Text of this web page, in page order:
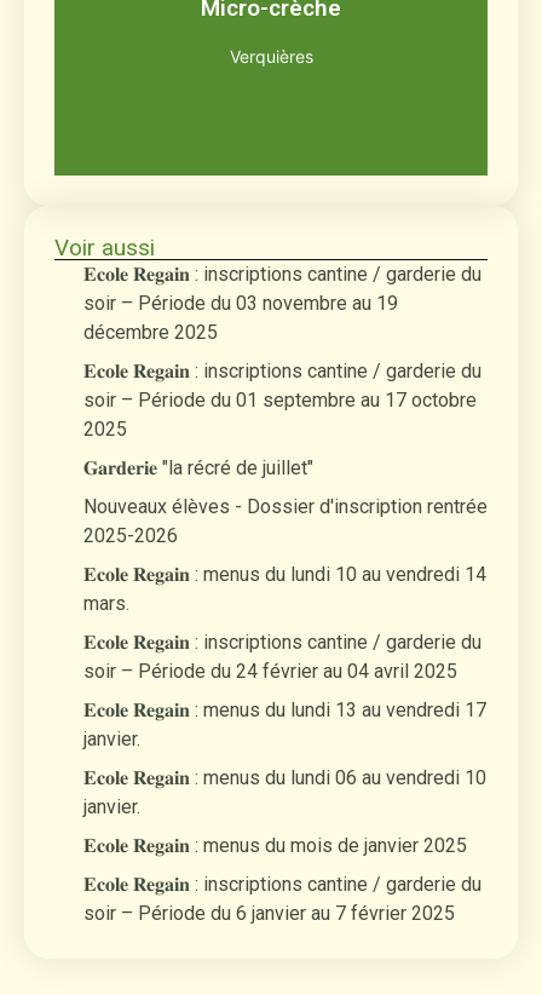
Micro-crèche
Verquières
à 3 ans
Découvrir
Voir aussi
𝐄𝐜𝐨𝐥𝐞 𝐑𝐞𝐠𝐚𝐢𝐧 : inscriptions cantine / garderie du
soir – Période du 03 novembre au 19
décembre 2025
𝐄𝐜𝐨𝐥𝐞 𝐑𝐞𝐠𝐚𝐢𝐧 : inscriptions cantine / garderie du
soir – Période du 01 septembre au 17 octobre
2025
𝐆𝐚𝐫𝐝𝐞𝐫𝐢𝐞 "la récré de juillet"
Nouveaux élèves - Dossier d'inscription rentrée
2025-2026
𝐄𝐜𝐨𝐥𝐞 𝐑𝐞𝐠𝐚𝐢𝐧 : menus du lundi 10 au vendredi 14
mars.
𝐄𝐜𝐨𝐥𝐞 𝐑𝐞𝐠𝐚𝐢𝐧 : inscriptions cantine / garderie du
soir – Période du 24 février au 04 avril 2025
𝐄𝐜𝐨𝐥𝐞 𝐑𝐞𝐠𝐚𝐢𝐧 : menus du lundi 13 au vendredi 17
janvier.
𝐄𝐜𝐨𝐥𝐞 𝐑𝐞𝐠𝐚𝐢𝐧 : menus du lundi 06 au vendredi 10
janvier.
𝐄𝐜𝐨𝐥𝐞 𝐑𝐞𝐠𝐚𝐢𝐧 : menus du mois de janvier 2025
𝐄𝐜𝐨𝐥𝐞 𝐑𝐞𝐠𝐚𝐢𝐧 : inscriptions cantine / garderie du
soir – Période du 6 janvier au 7 février 2025